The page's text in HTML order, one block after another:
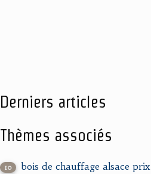
Derniers articles
Thèmes associés
10 bois de chauffage alsace prix